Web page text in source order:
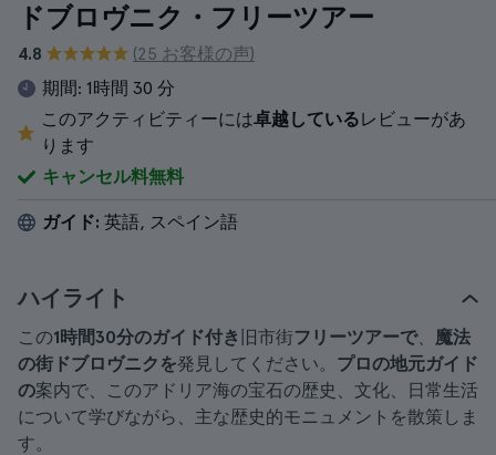
ドブロヴニク・フリーツアー
4.8
(25 お客様の声)
期間: 1時間 30 分
このアクティビティーには卓越しているレビューがあ
ります
キャンセル料無料
ガイド: 英語, スペイン語
ハイライト
この1時間30分のガイド付き 旧市街フリーツアーで、 魔法
の街ドブロヴニクを発見してください。 プロの地元ガイド
の案内で、このアドリア海の宝石の歴史、文化、日常生活
について学びながら、主な歴史的モニュメントを散策しま
す。